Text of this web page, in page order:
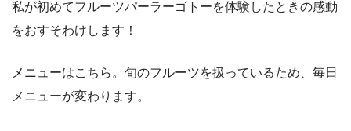
私が初めてフルーツパーラーゴトーを体験したときの感動
をおすそわけします！
メニューはこちら。旬のフルーツを扱っているため、毎日
メニューが変わります。